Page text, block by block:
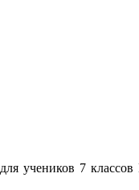
для учеников 7